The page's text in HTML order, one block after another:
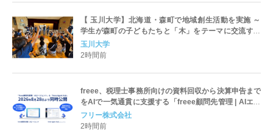
【 玉川大学】北海道・森町で地域創生活動を実施 ～
学生が森町の子どもたちと「木」をテーマに交流する
プロジェクト ～［ 8月21日・22日 現地取材のご案内
］
玉川大学
2時間前
freee、税理士事務所向けの資料回収から決算申告まで
をAIで一気通貫に支援する「freee顧問先管理 | AIエー
ジェント」と「freee Agent Hub」をfAD2026にて公
開
フリー株式会社
2時間前